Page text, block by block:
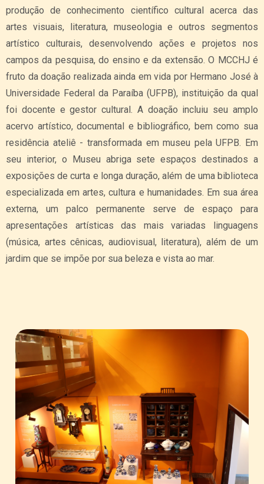
produção de conhecimento científico cultural acerca das
artes visuais, literatura, museologia e outros segmentos
artístico culturais, desenvolvendo ações e projetos nos
campos da pesquisa, do ensino e da extensão. O MCCHJ é
fruto da doação realizada ainda em vida por Hermano José à
Universidade Federal da Paraíba (UFPB), instituição da qual
foi docente e gestor cultural. A doação incluiu seu amplo
acervo artístico, documental e bibliográfico, bem como sua
residência ateliê - transformada em museu pela UFPB. Em
seu interior, o Museu abriga sete espaços destinados a
exposições de curta e longa duração, além de uma biblioteca
especializada em artes, cultura e humanidades. Em sua área
externa, um palco permanente serve de espaço para
apresentações artísticas das mais variadas linguagens
(música, artes cênicas, audiovisual, literatura), além de um
jardim que se impõe por sua beleza e vista ao mar.